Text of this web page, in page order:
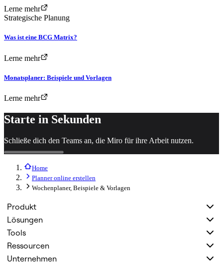
Lerne mehr
Strategische Planung
Was ist eine BCG Matrix?
Lerne mehr
Monatsplaner: Beispiele und Vorlagen
Lerne mehr
Starte in Sekunden
Schließe dich den Teams an, die Miro für ihre Arbeit nutzen.
Home
Planner online erstellen
Wochenplaner, Beispiele & Vorlagen
Produkt
Lösungen
Tools
Ressourcen
Unternehmen